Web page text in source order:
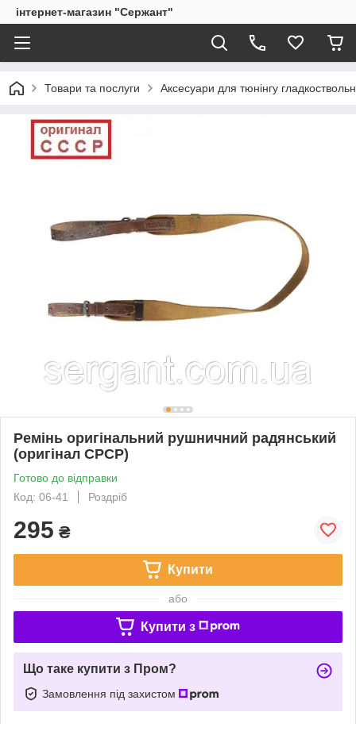
інтернет-магазин "Сержант"
Товари та послуги Аксесуари для тюнінгу
Ремінь оригінальний рушничний радянський
(оригінал СРСР)
Готово до відправки
Код: 06-41
Роздріб
295 ₴
Купити
або
Купити з
Що таке купити з Пром?
Замовлення під захистом